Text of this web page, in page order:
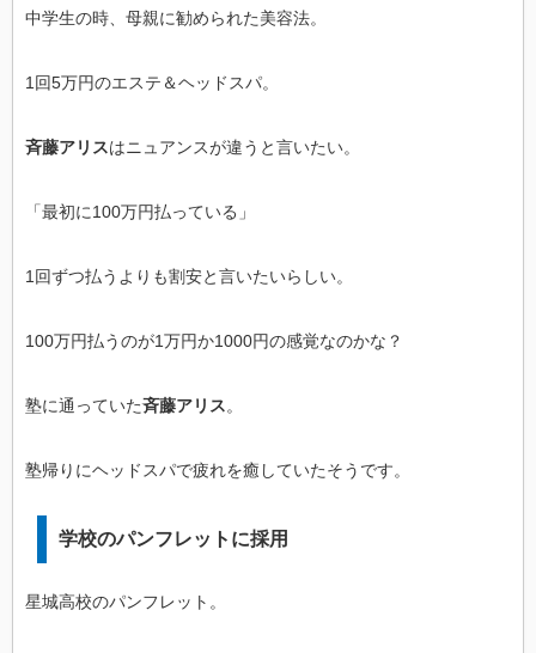
中学生の時、母親に勧められた美容法。
1回5万円のエステ＆ヘッドスパ。
斉藤アリスはニュアンスが違うと言いたい。
「最初に100万円払っている」
1回ずつ払うよりも割安と言いたいらしい。
100万円払うのが1万円か1000円の感覚なのかな？
塾に通っていた斉藤アリス。
塾帰りにヘッドスパで疲れを癒していたそうです。
学校のパンフレットに採用
星城高校のパンフレット。